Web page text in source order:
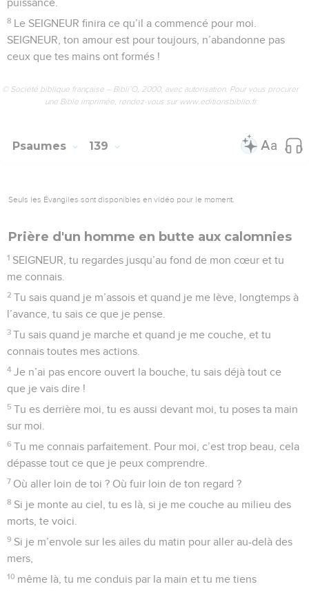
les écraser contre le rocher !
© Société biblique française – Bibli’O, 2000, avec autorisation. Pour vous procurer
une Bible imprimée, rendez-vous sur www.editionsbiblio.fr
Psaumes 138
Seuls les Évangiles sont disponibles en vidéo pour le moment.
merci pour ton amour et ta fidélité. Oui, tu as tenu tes
promesses au-delà de ce que nous attendions de toi.
3
Quand je t’ai appelé, tu m’as répondu, tu m’as rempli de
courage et de force.
4 SEIGNEUR, tous les rois de la terre te diront merci, car ils
entendront les paroles de ta bouche.
5 Ils chanteront tes actions en disant : « La gloire du
SEIGNEUR est grande !
6
Le SEIGNEUR est là-haut, mais il voit les gens simples, et
les orgueilleux, il les reconnaît de loin. »
7
Si je suis très malheureux, tu me rends la vie malgré mes
ennemis en colère. Tu étends ta main et tu me sauves par ta
puissance.
8 Le SEIGNEUR finira ce qu’il a commencé pour moi.
SEIGNEUR, ton amour est pour toujours, n’abandonne pas
ceux que tes mains ont formés !
une Bible imprimée, rendez-vous sur www.editionsbiblio.fr